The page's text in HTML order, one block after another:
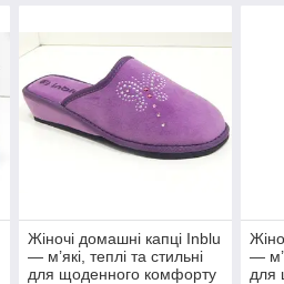
Жіночі домашні капці Inblu
— м’які, теплі та стильні
для щоденного комфорту
—
для